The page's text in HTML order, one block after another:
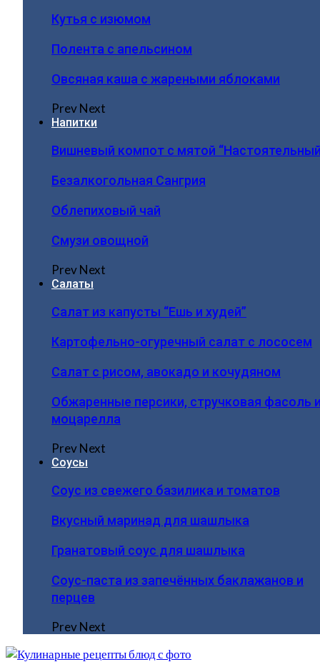
Кутья с изюмом
Полента с апельсином
Овсяная каша с жареными яблоками
PrevNext
Напитки
Вишневый компот с мятой
Безалкогольная Сангрия
Облепиховый чай
Смузи овощной
PrevNext
Салаты
Салат из капусты “Ешь и худей”
Картофельно-огуречный салат с лососем
Салат с рисом, авокадо и кочудяном
Обжаренные персики, стручковая фасоль
моцарелла
PrevNext
Соусы
Соус из свежего базилика и томатов
Вкусный маринад для шашлыка
Гранатовый соус для шашлыка
Соус-паста из запечённых баклажанов и
перцев
PrevNext